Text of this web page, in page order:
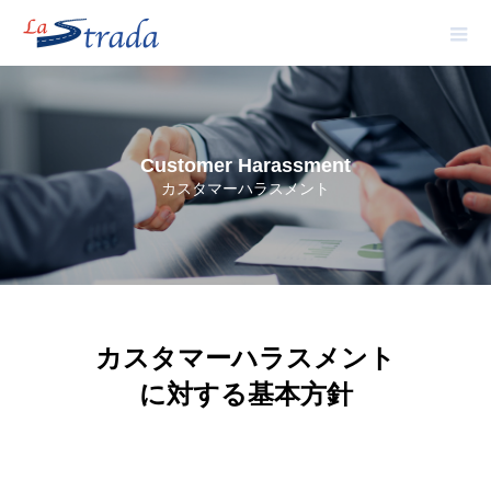
Customer Harassment
カスタマーハラスメント
カスタマーハラスメント
に対する基本方針